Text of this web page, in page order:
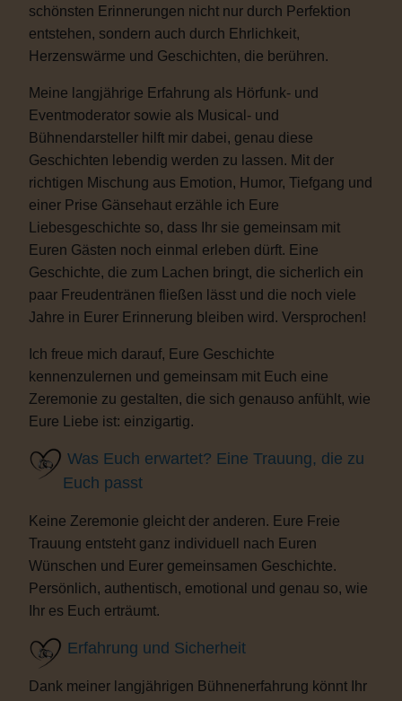
schönsten Erinnerungen nicht nur durch Perfektion
entstehen, sondern auch durch Ehrlichkeit,
Herzenswärme und Geschichten, die berühren.
Meine langjährige Erfahrung als Hörfunk- und
Eventmoderator sowie als Musical- und
Bühnendarsteller hilft mir dabei, genau diese
Geschichten lebendig werden zu lassen. Mit der
richtigen Mischung aus Emotion, Humor, Tiefgang und
einer Prise Gänsehaut erzähle ich Eure
Liebesgeschichte so, dass Ihr sie gemeinsam mit
Euren Gästen noch einmal erleben dürft. Eine
Geschichte, die zum Lachen bringt, die sicherlich ein
paar Freudentränen fließen lässt und die noch viele
Jahre in Eurer Erinnerung bleiben wird. Versprochen!
Ich freue mich darauf, Eure Geschichte
kennenzulernen und gemeinsam mit Euch eine
Zeremonie zu gestalten, die sich genauso anfühlt, wie
Eure Liebe ist: einzigartig.
Was Euch erwartet? Eine Trauung, die zu
Euch passt
Keine Zeremonie gleicht der anderen. Eure Freie
Trauung entsteht ganz individuell nach Euren
Wünschen und Eurer gemeinsamen Geschichte.
Persönlich, authentisch, emotional und genau so, wie
Ihr es Euch erträumt.
Erfahrung und Sicherheit
Dank meiner langjährigen Bühnenerfahrung könnt Ihr